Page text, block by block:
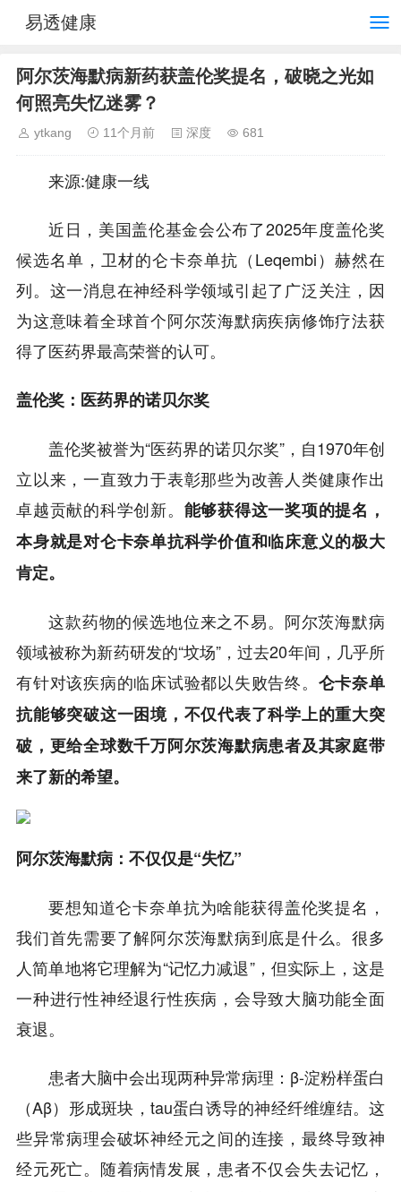
易透健康
阿尔茨海默病新药获盖伦奖提名，破晓之光如
何照亮失忆迷雾？
ytkang 11个月前 深度 681
来源:健康一线
近日，美国盖伦基金会公布了2025年度盖伦奖
候选名单，卫材的仑卡奈单抗（Leqembi）赫然在
列。这一消息在神经科学领域引起了广泛关注，因
为这意味着全球首个阿尔茨海默病疾病修饰疗法获
得了医药界最高荣誉的认可。
盖伦奖：医药界的诺贝尔奖
盖伦奖被誉为“医药界的诺贝尔奖”，自1970年创
立以来，一直致力于表彰那些为改善人类健康作出
卓越贡献的科学创新。 能够获得这一奖项的提名，
本身就是对仑卡奈单抗科学价值和临床意义的极大
肯定。
这款药物的候选地位来之不易。阿尔茨海默病
领域被称为新药研发的“坟场”，过去20年间，几乎所
有针对该疾病的临床试验都以失败告终。 仑卡奈单
抗能够突破这一困境，不仅代表了科学上的重大突
破，更给全球数千万阿尔茨海默病患者及其家庭带
来了新的希望。
阿尔茨海默病：不仅仅是“失忆”
要想知道仑卡奈单抗为啥能获得盖伦奖提名，
我们首先需要了解阿尔茨海默病到底是什么。很多
人简单地将它理解为“记忆力减退”，但实际上，这是
一种进行性神经退行性疾病，会导致大脑功能全面
衰退。
患者大脑中会出现两种异常病理：β-淀粉样蛋白
（Aβ）形成斑块，tau蛋白诱导的神经纤维缠结。这
些异常病理会破坏神经元之间的连接，最终导致神
经元死亡。随着病情发展，患者不仅会失去记忆，